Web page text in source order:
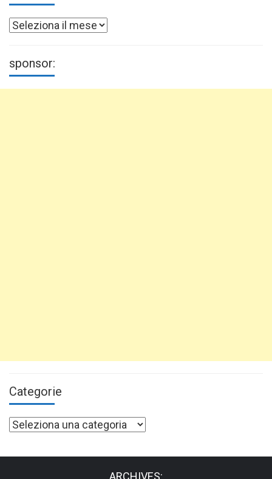
Archivi
sponsor:
Categorie
Categorie
ARCHIVES: